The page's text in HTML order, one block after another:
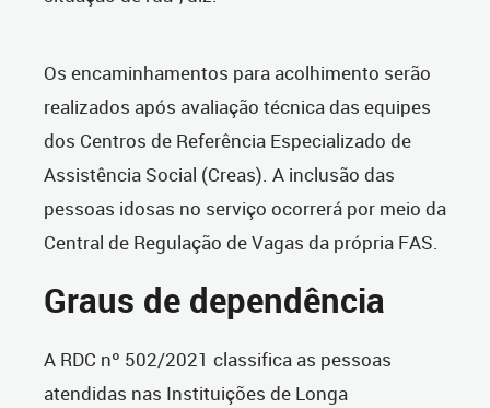
Os encaminhamentos para acolhimento serão
realizados após avaliação técnica das equipes
dos Centros de Referência Especializado de
Assistência Social (Creas). A inclusão das
pessoas idosas no serviço ocorrerá por meio da
Central de Regulação de Vagas da própria FAS.
Graus de dependência
A RDC nº 502/2021 classifica as pessoas
atendidas nas Instituições de Longa